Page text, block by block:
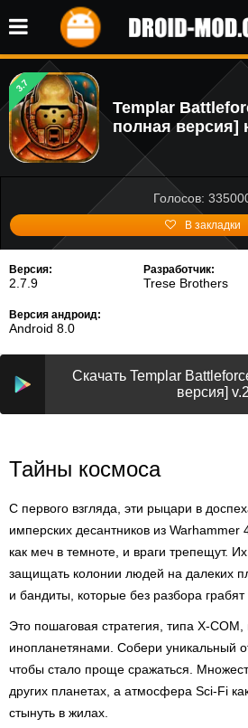
3.7
Templar
полная версия]
Голосов:
В закладки
Версия:
2.7.9
Разработчик:
Trese Brothers
Версия андроид:
Android 8.0
Скачать Templar
версия]
Тайны космоса
С первого взгляда, эти рыцари в
имперских десантников из Warhammer
как меч в темноте, и враги трепещут.
защищать колонии людей на далеких
и бандиты, которые без разбора грабят
Это пошаговая стратегия, типа X-
инопланетянами. Собери уникальный
чтобы стало проще сражаться.
других планетах, а атмосфера Sci-Fi
стынуть в жилах.